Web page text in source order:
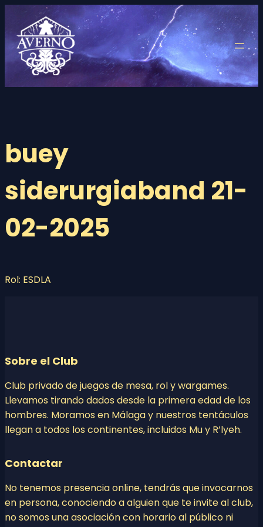
contenido
buey
siderurgiaband 21-
02-2025
Rol: ESDLA
Sobre el Club
Club privado de juegos de mesa, rol y wargames.
Llevamos tirando dados desde la primera edad de los
hombres. Moramos en Málaga y nuestros tentáculos
llegan a todos los continentes, incluidos Mu y R’lyeh.
Contactar
No tenemos presencia online, tendrás que invocarnos
en persona, conociendo a alguien que te invite al club,
no somos una asociación con horario al público ni